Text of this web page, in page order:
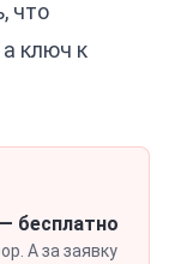
что
а ключ к
бесплатно
А за заявку